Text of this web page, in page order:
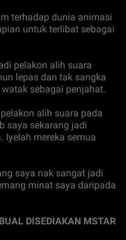
terhadap dunia animasi
untuk terlibat sebagai
pelakon alih suara
lepas dan tak sangka
sebagai penjahat.
alih suara pada
saya sekarang jadi
Iyelah mereka semua
saya nak sangat jadi
minat saya daripada
DISEDIAKAN MSTAR